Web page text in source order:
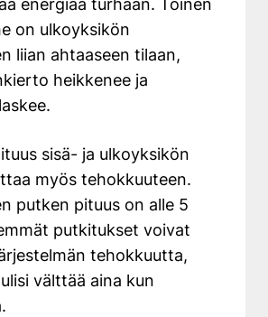
on ulkoyksikön
liian ahtaaseen tilaan,
heikkenee ja
sisä- ja ulkoyksikön
myös tehokkuuteen.
putken pituus on alle 5
putkitukset voivat
tehokkuutta,
välttää aina kun